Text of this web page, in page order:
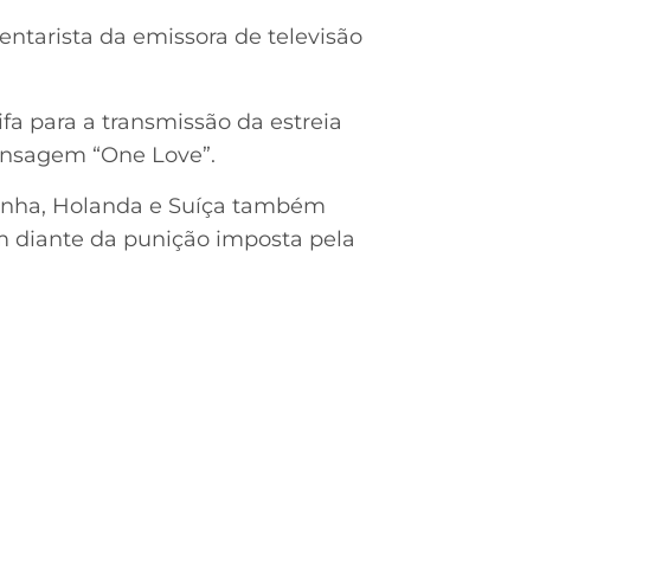
da emissora de televisão
para a transmissão da estreia
“One Love”.
Holanda e Suíça também
diante da punição imposta pela